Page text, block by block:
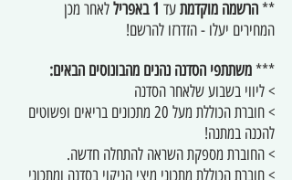
**הרשמה מוקדמתעד 1 באפריל
לאחר מכן
המחירים יעלו - הזדרזו להרשם!
***משתתפי הסדנה נהנים מהבונוסים הבאים:
> ליווי בשבוע שלאחר הסדנה
> חוברת הכוללת מעל 20 מתכונים בריאים ופשוטים
להכנה במתנה!
> החוברת מספקת השראה להתחלה חדשה.
> חוברת ­הכוללת מתכוני מיצי הניקוי בסדנה ומתכוני